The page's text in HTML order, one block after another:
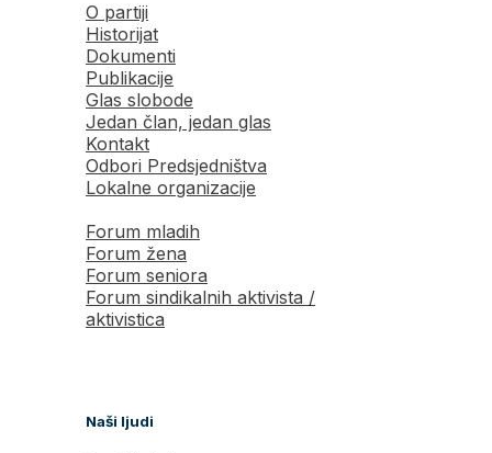
O partiji
Historijat
Dokumenti
Publikacije
Glas slobode
Jedan član, jedan glas
Kontakt
Odbori Predsjedništva
Lokalne organizacije
Forum mladih
Forum žena
Forum seniora
Forum sindikalnih aktivista /
aktivistica
Naši ljudi